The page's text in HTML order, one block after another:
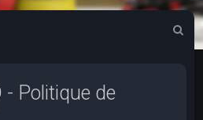
Politique de